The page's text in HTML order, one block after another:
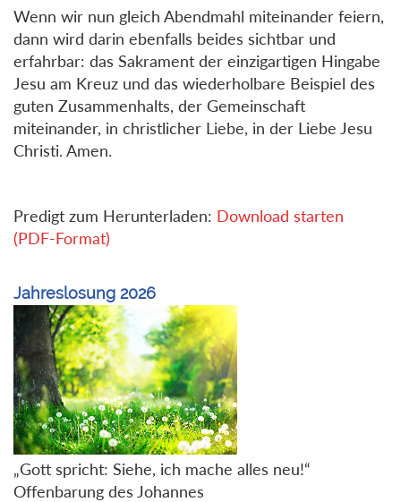
Wenn wir nun gleich Abendmahl miteinander feiern,
dann wird darin ebenfalls beides sichtbar und
erfahrbar: das Sakrament der einzigartigen Hingabe
Jesu am Kreuz und das wiederholbare Beispiel des
guten Zusammenhalts, der Gemeinschaft
miteinander, in christlicher Liebe, in der Liebe Jesu
Christi. Amen.
Predigt zum Herunterladen: Download starten
(PDF-Format)
Jahreslosung 2026
„Gott spricht: Siehe, ich mache alles neu!“
Offenbarung des Johannes